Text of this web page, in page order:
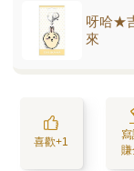
呀哈★
來
喜歡+1